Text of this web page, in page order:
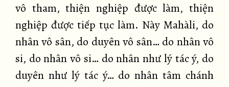
vô tham, thiện nghiệp được làm, thiện
nghiệp được tiếp tục làm. Này Mahàli, do
nhân vô sân, do duyên vô sân… do nhân vô
si, do nhân vô si… do nhân như lý tác ý, do
duyên như lý tác ý… do nhân tâm chánh